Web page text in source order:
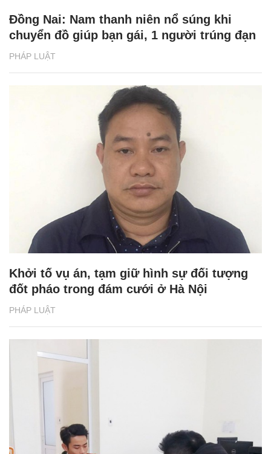
PHÁP LUẬT
Đồng Nai: Nam thanh niên nổ súng khi
chuyển đồ giúp bạn gái, 1 người trúng đạn
PHÁP LUẬT
Khởi tố vụ án, tạm giữ hình sự đối tượng
đốt pháo trong đám cưới ở Hà Nội